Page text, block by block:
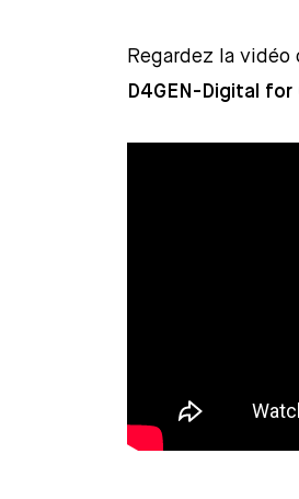
Regardez la vidéo
D4GEN-Digital